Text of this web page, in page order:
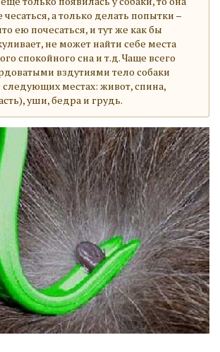
а только делать попытки –
ею почесаться, и тут же как бы
не может найти себе места
спокойного сна и т.д. Чаще всего
вздутиями тело собаки
следующих местах: живот, спина,
уши, бедра и грудь.